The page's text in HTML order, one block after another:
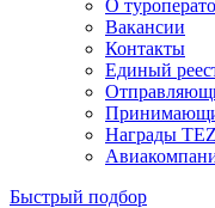
О
Вакансии
Контакты
Единый
Награды
Быстрый подбор